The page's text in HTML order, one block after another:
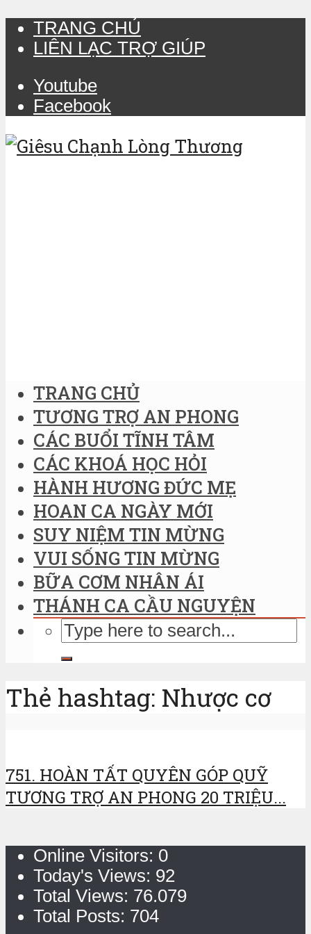
TRANG CHỦ
LIÊN LẠC TRỢ GIÚP
Youtube
Facebook
TRANG CHỦ
TƯƠNG TRỢ AN PHONG
CÁC BUỔI TĨNH TÂM
CÁC KHOÁ HỌC HỎI
HÀNH HƯƠNG ĐỨC MẸ
HOAN CA NGÀY MỚI
SUY NIỆM TIN MỪNG
VUI SỐNG TIN MỪNG
BỮA CƠM NHÂN ÁI
THÁNH CA CẦU NGUYỆN
Thẻ hashtag: Nhược cơ
751. HOÀN TẤT QUYÊN GÓP QUỸ
TƯƠNG TRỢ AN PHONG 20 TRIỆU...
Online Visitors: 0
Today's Views: 92
Total Views: 76.079
Total Posts: 704